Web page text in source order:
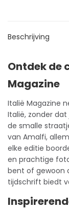
Beschrijving
Ontdek de
Magazine
Italië Magazine
Italië, zonder
de smalle
van Amalfi,
elke editie
en prachtige
bent of gewoon
tijdschrift biedt